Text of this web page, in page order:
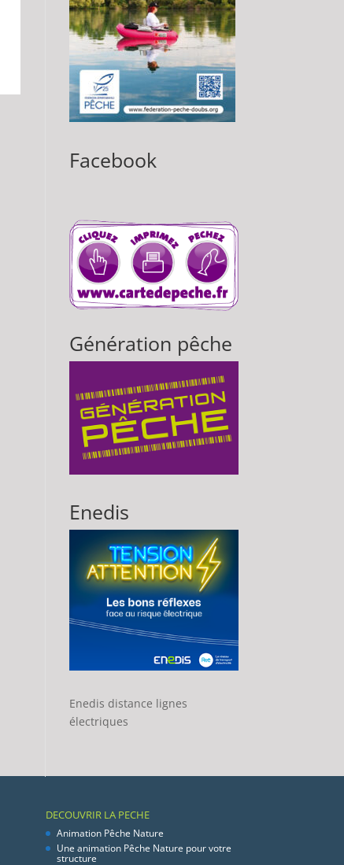
Facebook
Génération pêche
Enedis
Enedis distance lignes
électriques
DECOUVRIR LA PECHE
Animation Pêche Nature
Une animation Pêche Nature pour votre
structure